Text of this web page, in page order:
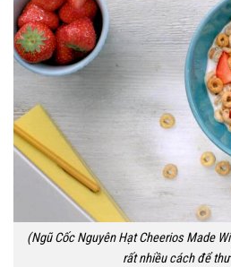
(Ngũ Cốc Nguyên Hạt Cheerios Made
rất nhiều cách để